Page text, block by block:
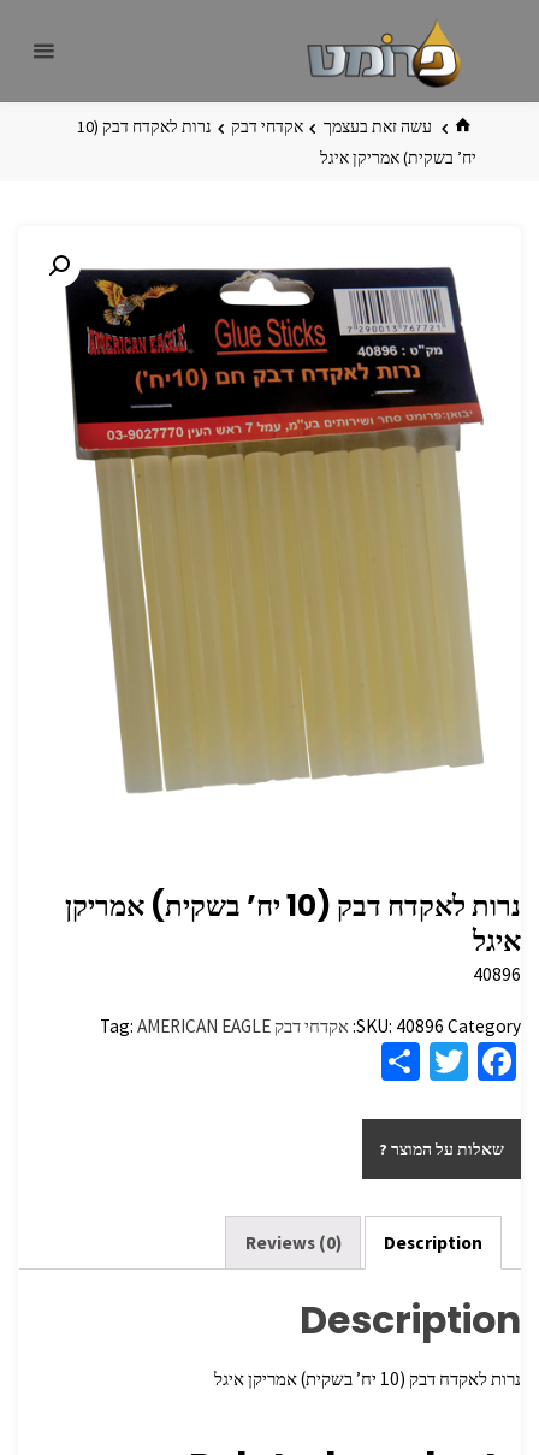
בית עשה זאת בעצמך אקדחי דבק
נרות לאקדח דבק (10
יח’ בשקית) אמריקן איגל
נרות לאקדח דבק (10 יח’ בשקית) אמריקן
איגל
40896
SKU: 40896 Category: אקדחי דבק Tag: AMERICAN EAGLE
Fa
b
o
o
k
T
tt
er
ar
e
שאלות על המוצר ?
Description
Reviews (0)
Description
נרות לאקדח דבק (10 יח’ בשקית) אמריקן איגל